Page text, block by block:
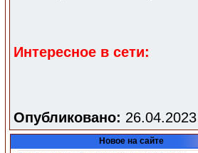
Интересное в сети:
Опубликовано:
Новое на сайте